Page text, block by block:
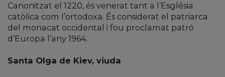
Canonitzat el 1220, és venerat tant a l’Església
catòlica com l’ortodoxa. És considerat el patriarca
del monacat occidental i fou proclamat patró
d’Europa l’any 1964.
Santa Olga de Kiev, viuda